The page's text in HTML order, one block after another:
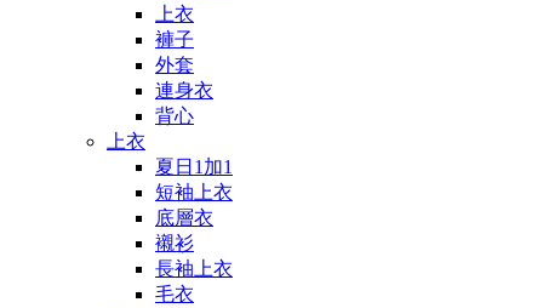
上衣
褲子
外套
連身衣
背心
上衣
夏日1加1
短袖上衣
底層衣
襯衫
長袖上衣
毛衣